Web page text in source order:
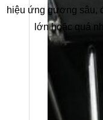
hiệu ứng gương sâu,
lớn hoặc quá